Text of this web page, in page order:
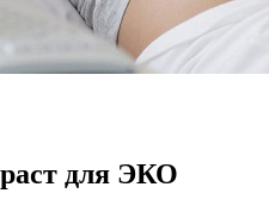
для ЭКО